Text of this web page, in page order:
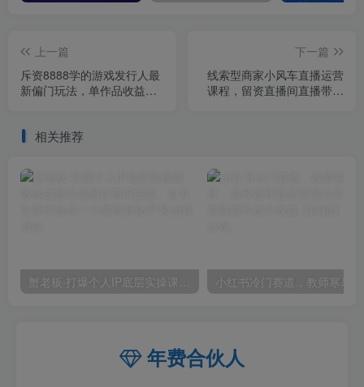
上一篇
斥资8888学的游戏发行人最
新偏门玩法，单作品收益
下一篇
线索型商家小风车直播运营
课程，留资直播间直播带货
相关推荐
蟹老板·打爆个人IP底层实操课，教你成熟专业的打造IP技能，全方位带你做成一个能商业化IP
年费合伙人